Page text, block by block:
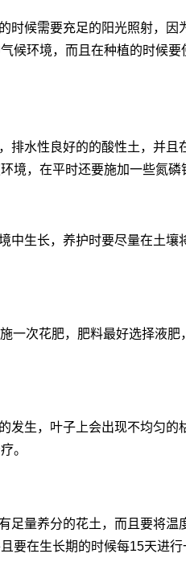
时候需要充足的阳光照射，因
候环境，而且在种植的时候
排水性良好的的酸性土，并且
境，在平时还要施加一些氮磷
中生长，养护时要尽量在土壤
一次花肥，肥料最好选择液
发生，叶子上会出现不均匀的
。
足量养分的花土，而且要将温
要在生长期的时候每15天进行